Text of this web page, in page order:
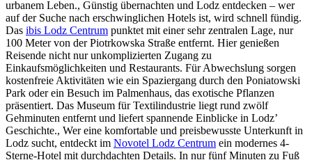
urbanem Leben., Günstig übernachten und Lodz entdecken – wer
auf der Suche nach erschwinglichen Hotels ist, wird schnell fündig.
Das ibis Lodz Centrum punktet mit einer sehr zentralen Lage, nur
100 Meter von der Piotrkowska Straße entfernt. Hier genießen
Reisende nicht nur unkomplizierten Zugang zu
Einkaufsmöglichkeiten und Restaurants. Für Abwechslung sorgen
kostenfreie Aktivitäten wie ein Spaziergang durch den Poniatowski
Park oder ein Besuch im Palmenhaus, das exotische Pflanzen
präsentiert. Das Museum für Textilindustrie liegt rund zwölf
Gehminuten entfernt und liefert spannende Einblicke in Lodz’
Geschichte., Wer eine komfortable und preisbewusste Unterkunft in
Lodz sucht, entdeckt im Novotel Lodz Centrum ein modernes 4-
Sterne-Hotel mit durchdachten Details. In nur fünf Minuten zu Fuß